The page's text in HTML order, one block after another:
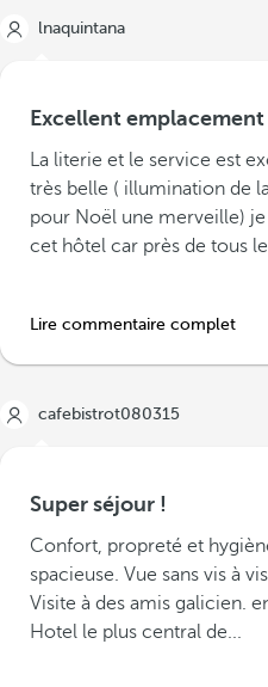
lnaquintana
Excellent emplacement
La literie et le service est
très belle ( illumination de
pour Noël une merveille)
cet hôtel car près de tous
Lire commentaire complet
cafebistrot080315
Super séjour !
Confort, propreté et
spacieuse. Vue sans vis à
Visite à des amis galicien.
Hotel le plus central de...